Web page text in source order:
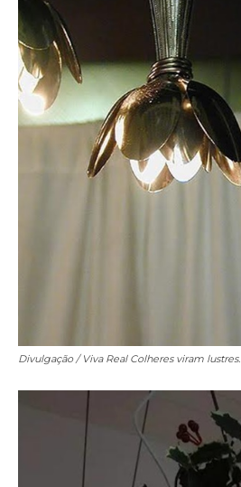
Divulgação / Viva RealColheres viram lustres.